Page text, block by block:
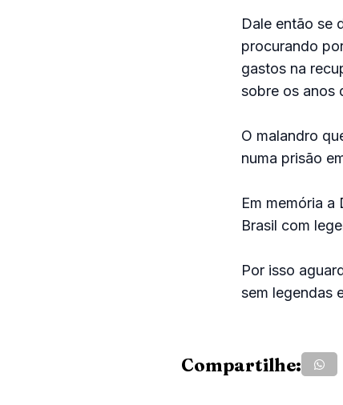
Dale então se
procurando
gastos na
sobre os anos
O malandro
numa prisão
Em memória
Brasil com
Por isso
sem legendas
Compartilhe: